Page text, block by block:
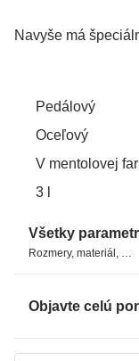
Navyše má
Pedálový
Oceľový
V mentolovej
3 l
Všetky
Rozmery, materiál, …
Objavte celú